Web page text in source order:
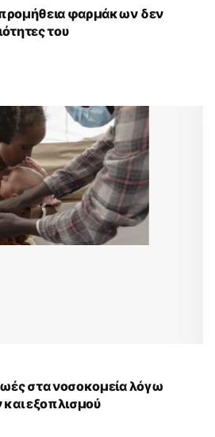
φαρμάκων δεν
του
στα νοσοκομεία λόγω
εξοπλισμού